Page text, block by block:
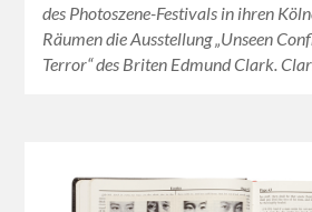
des Photoszene-Festivals in ihren
Räumen die Ausstellung „Unseen
Terror“ des Briten Edmund Clark.